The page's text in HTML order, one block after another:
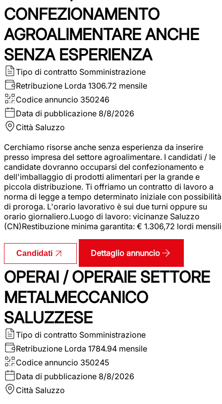
CONFEZIONAMENTO
AGROALIMENTARE ANCHE
SENZA ESPERIENZA
Tipo di contratto Somministrazione
Retribuzione Lorda 1306.72 mensile
Codice annuncio 350246
Data di pubblicazione 8/8/2026
Città Saluzzo
Cerchiamo risorse anche senza esperienza da inserire
presso impresa del settore agroalimentare. I candidati / le
candidate dovranno occuparsi del confezionamento e
dell'imballaggio di prodotti alimentari per la grande e
piccola distribuzione. Ti offriamo un contratto di lavoro a
norma di legge a tempo determinato iniziale con possibilità
di proroga. L'orario lavorativo è sui due turni oppure su
orario giornaliero.Luogo di lavoro: vicinanze Saluzzo
(CN)Restibuzione minima garantita: € 1.306,72 lordi mensili
Candidati Dettaglio annuncio
OPERAI / OPERAIE SETTORE
METALMECCANICO
SALUZZESE
Tipo di contratto Somministrazione
Retribuzione Lorda 1784.94 mensile
Codice annuncio 350245
Data di pubblicazione 8/8/2026
Città Saluzzo